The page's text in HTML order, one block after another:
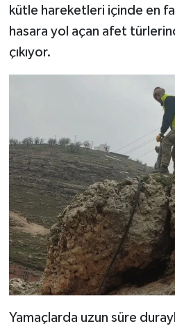
kütle hareketleri içinde en
hasara yol açan afet
çıkıyor.
Yamaçlarda uzun süre